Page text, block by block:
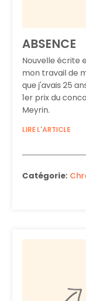
ABSENCE
Nouvelle écrite
mon travail de
que j'avais 25
1er prix du
Meyrin.
LIRE L'ARTICLE
Catégorie: